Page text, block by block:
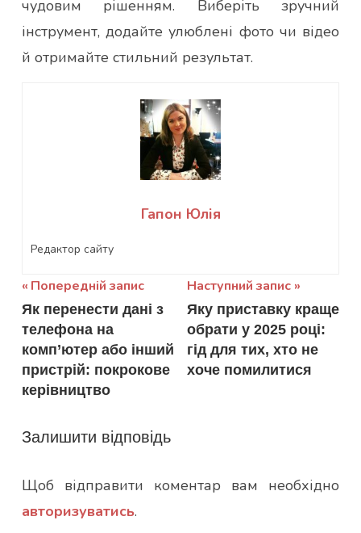
чудовим рішенням. Виберіть зручний
інструмент, додайте улюблені фото чи відео
й отримайте стильний результат.
Гапон Юлія
Редактор сайту
Навігація
записів
Попередній запис
Як перенести дані з
телефона на
комп’ютер або інший
пристрій: покрокове
керівництво
Наступний запис
Яку приставку краще
обрати у 2025 році:
гід для тих, хто не
хоче помилитися
Залишити відповідь
Щоб відправити коментар вам необхідно
авторизуватись.